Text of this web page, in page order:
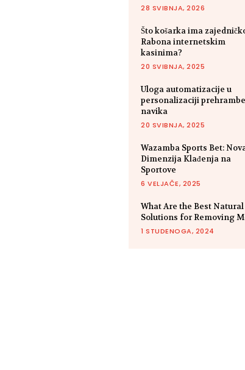
28 SVIBNJA, 2026
Što košarka ima
Rabona internetskim
kasinima?
20 SVIBNJA, 2025
Uloga automatizacije u
personalizaciji
navika
20 SVIBNJA, 2025
Wazamba Sports Bet:
Dimenzija Klađenja na
Sportove
6 VELJAČE, 2025
What Are the Best Natural
Solutions for Removing
1 STUDENOGA, 2024